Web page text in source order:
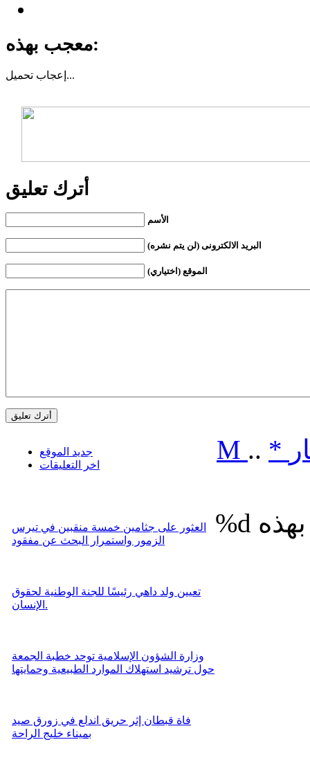
معجب بهذه:
إعجاب تحميل...
أترك تعليق
الأسم
البريد الالكترونى (لن يتم نشره)
الموقع (اختياري)
جديد الموقع
اخر التعليقات
العثور على جثامين خمسة منقبين في تيرس
الزمور واستمرار البحث عن مفقود
تعيين ولد داهي رئيسًا للجنة الوطنية لحقوق
الإنسان.
وزارة الشؤون الإسلامية توحد خطبة الجمعة
حول ترشيد استهلاك الموارد الطبيعية وحمايتها
فاة قبطان إثر حريق اندلع في زورق صيد
بميناء خليج الراحة
M .. *
%d